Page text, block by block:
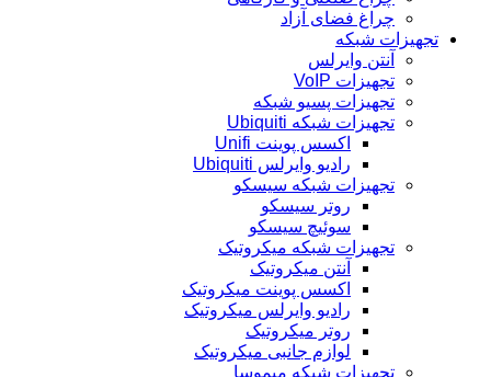
چراغ فضای آزاد
تجهیزات شبکه
آنتن وایرلس
تجهیزات VoIP
تجهیزات پسیو شبکه
تجهیزات شبکه Ubiquiti
اکسس پوینت Unifi
رادیو وایرلس Ubiquiti
تجهیزات شبکه سیسکو
روتر سیسکو
سوئیچ سیسکو
تجهیزات شبکه میکروتیک
آنتن میکروتیک
اکسس پوینت میکروتیک
رادیو وایرلس میکروتیک
روتر میکروتیک
لوازم جانبی میکروتیک
تجهیزات شبکه میموسا